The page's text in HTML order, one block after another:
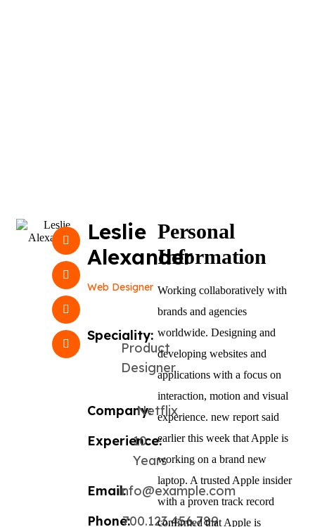
Leslie
Alexander
Web Designer
Speciality:
Product
Designer
Company:Netflix
Experience:
10
Years
Email:info@example.com
Phone:700.123.456.789
Personal
Information
Working collaboratively with
brands and agencies
worldwide. Designing and
developing websites and
applications with a focus on
interaction, motion and visual
experience. new report said
earlier this week that Apple is
working on a brand new
laptop. A trusted Apple insider
with a proven track record
confirmed that Apple is